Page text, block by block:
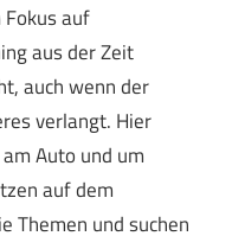
auf
aus der Zeit
auch wenn der
verlangt. Hier
Auto und um
auf dem
Themen und suchen